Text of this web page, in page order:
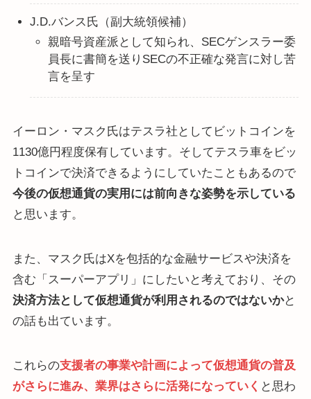
J.D.バンス氏（副大統領候補）
親暗号資産派として知られ、SECゲンスラー委
員長に書簡を送りSECの不正確な発言に対し苦
言を呈す
イーロン・マスク氏はテスラ社としてビットコインを
1130億円程度保有しています。そしてテスラ車をビッ
トコインで決済できるようにしていたこともあるので
今後の仮想通貨の実用には前向きな姿勢を示している
と思います。
また、マスク氏はXを包括的な金融サービスや決済を
含む「スーパーアプリ」にしたいと考えており、その
決済方法として仮想通貨が利用されるのではないかと
の話も出ています。
これらの支援者の事業や計画によって仮想通貨の普及
がさらに進み、業界はさらに活発になっていく と思わ